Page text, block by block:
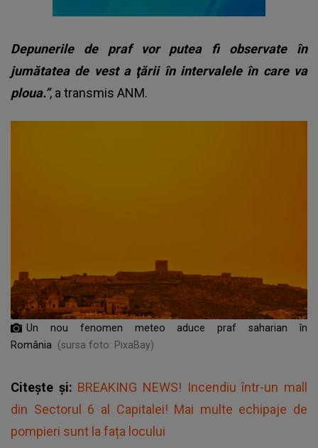
Depunerile de praf vor putea fi observate în
jumătatea de vest a ţării în intervalele în care va
ploua.”, a transmis ANM.
Un nou fenomen meteo aduce praf saharian în
România
(sursa foto: PixaBay)
Citește și: BREAKING NEWS! Incendiu într-un mall
din Sectorul 6 al Capitalei! Mai multe echipaje de
pompieri sunt la fața locului